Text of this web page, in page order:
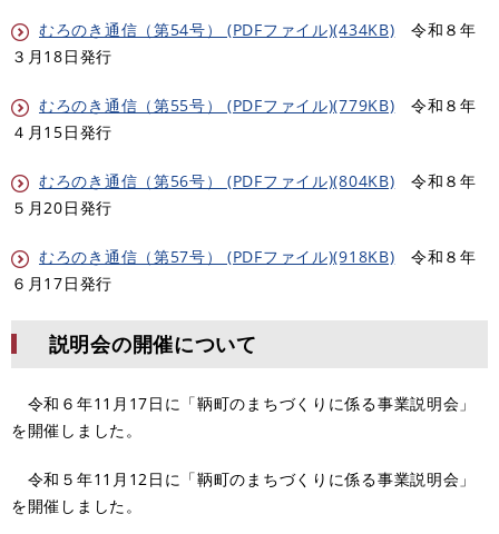
むろのき通信（第54号） (PDFファイル)(434KB) 令和８年
３月18日発行
むろのき通信（第55号） (PDFファイル)(779KB) 令和８年
４月15日発行
むろのき通信（第56号） (PDFファイル)(804KB) 令和８年
５月20日発行
むろのき通信（第57号） (PDFファイル)(918KB) 令和８年
６月17日発行
説明会の開催について
令和６年11月17日に「鞆町のまちづくりに係る事業説明会」
を開催しました。
令和５年11月12日に「鞆町のまちづくりに係る事業説明会」
を開催しました。